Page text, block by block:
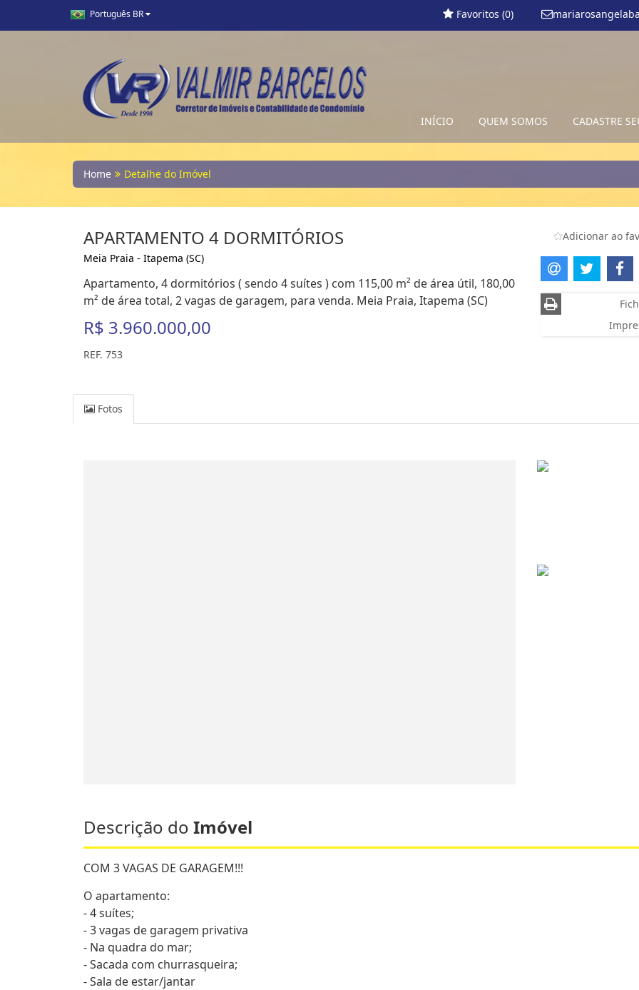
Português BR Favoritos (0)
INÍCIO QUEM SOMOS CADASTRE
Home Detalhe do Imóvel
APARTAMENTO 4 DORMITÓRIOS
Meia Praia - Itapema (SC)
Apartamento, 4 dormitórios ( sendo 4 suítes ) com 115,00 m² de área útil, 180,00
m² de área total, 2 vagas de garagem, para venda. Meia Praia, Itapema (SC)
R$ 3.960.000,00
REF. 753
Adicionar ao
Fotos
Descrição do Imóvel
COM 3 VAGAS DE GARAGEM!!!
O apartamento:
- 4 suítes;
- 3 vagas de garagem privativa
- Na quadra do mar;
- Sacada com churrasqueira;
- Sala de estar/jantar